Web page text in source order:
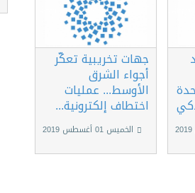
جهات تخريبية تعكّر
أجواء الشرق
الأوسط... عمليات
اختطاف إلكترونية...
الخميس 01 أغسطس 2019